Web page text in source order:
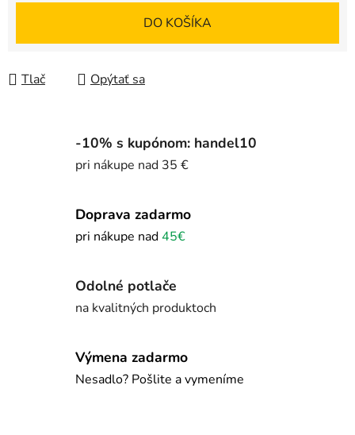
DO KOŠÍKA
Tlač Opýtať sa
-10% s kupónom: handel10
pri nákupe nad 35 €
Doprava zadarmo
pri nákupe nad45€
Odolné potlače
na kvalitných produktoch
Výmena zadarmo
Nesadlo? Pošlite a vymeníme